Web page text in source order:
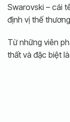
Swarovski – cái
định vị thế
Từ những viên
thất và đặc biệt